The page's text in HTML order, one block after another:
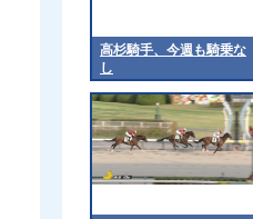
高杉騎手、今週も騎乗な
し